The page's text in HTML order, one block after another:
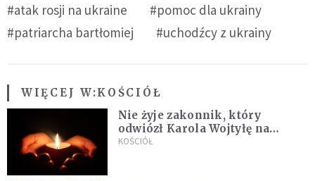
#atak rosji na ukraine
#pomoc dla ukrainy
#patriarcha bartłomiej
#uchodźcy z ukrainy
WIĘCEJ W:KOŚCIÓŁ
Nie żyje zakonnik, który
odwiózł Karola Wojtyłę na
konklawe. Jan Paweł II nazywał
KOŚCIÓŁ